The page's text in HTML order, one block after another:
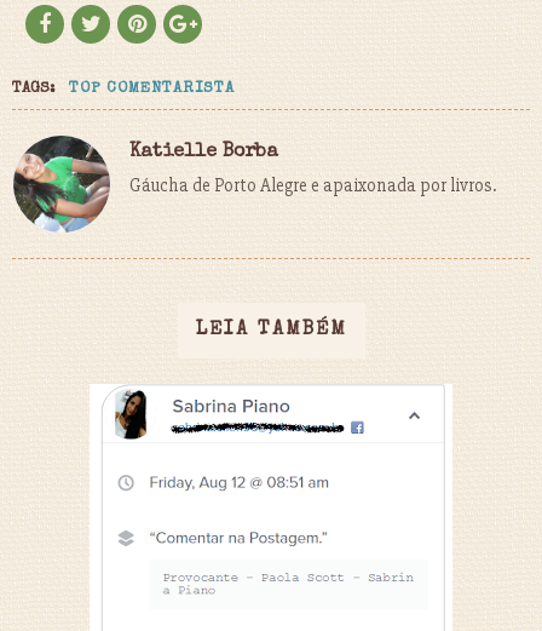
TAGS: TOP COMENTARISTA
Katielle Borba
Gáucha de Porto Alegre e apaixonada por livros.
LEIA TAMBÉM